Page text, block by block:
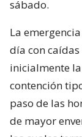
sábado.
La
día con
inicialmente
contención
paso de las
de mayor